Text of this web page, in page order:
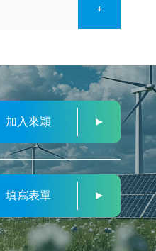
+
加入來穎
填寫表單